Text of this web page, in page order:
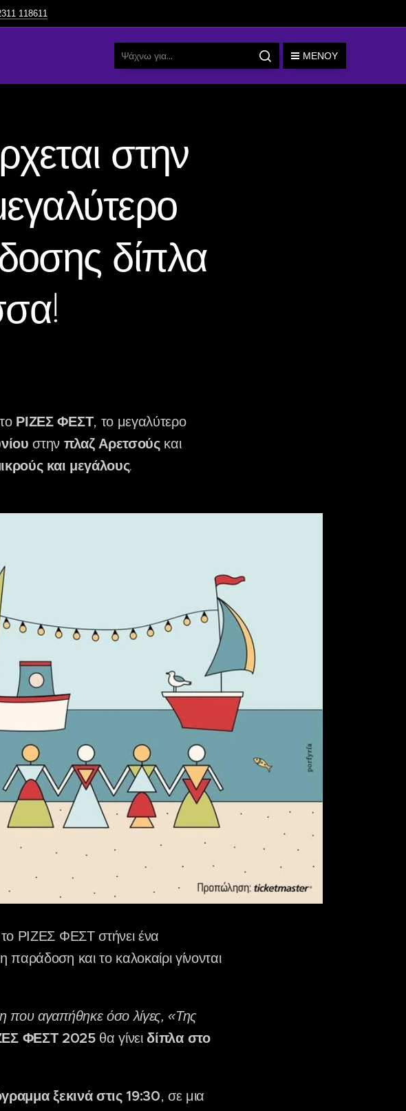
118611
ΜΕΝΟΎ
στην
δίπλα
ΡΙΖΕΣ ΦΕΣΤ, το μεγαλύτερο
στην πλαζ Αρετσούςκαι
και μεγάλους.
ΡΙΖΕΣ ΦΕΣΤ στήνει ένα
και το καλοκαίρι γίνονται
που αγαπήθηκε όσο λίγες, «Της
ΦΕΣΤ 2025θα γίνειδίπλα στο
ξεκινά στις 19:30, σε μια